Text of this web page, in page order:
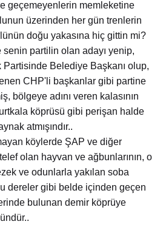
geçemeyenlerin memleketine
üzerinden her gün trenlerin
doğu yakasına hiç gittin mi?
partilin olan adayı yenip,
Belediye Başkanı olup,
CHP'li başkanlar gibi partine
bölgeye adını veren kalasının
köprüsü gibi perişan halde
atmışındır..
köylerde ŞAP ve diğer
olan hayvan ve ağbunlarının, o
ve odunlarla yakılan soba
dereler gibi belde içinden geçen
bulunan demir köprüye